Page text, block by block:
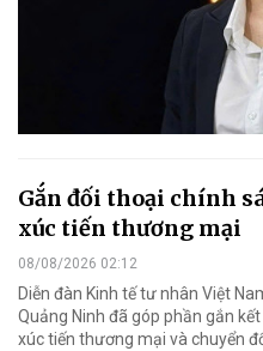
Gắn đối thoại chính
xúc tiến thương mại
08/08/2026 02:12
Diễn đàn Kinh tế tư nhân Việt
Quảng Ninh đã góp phần gắn
xúc tiến thương mại và chuyển